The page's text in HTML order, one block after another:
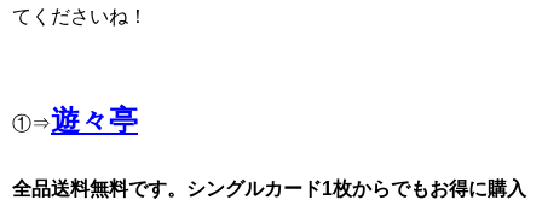
てくださいね！
①⇒遊々亭
全品送料無料です。シングルカード1枚からでもお得に購入